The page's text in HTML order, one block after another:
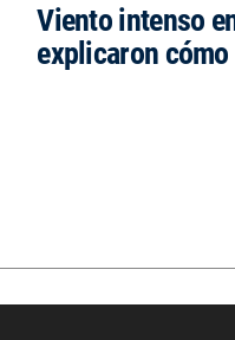
Viento intenso
explicaron